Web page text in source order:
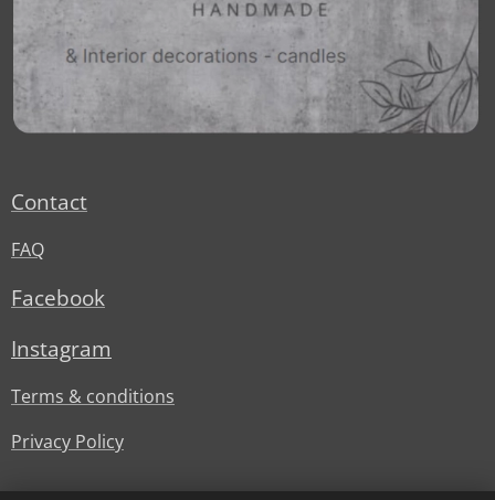
Contact
FAQ
Facebook
Instagram
Terms & conditions
Privacy Policy